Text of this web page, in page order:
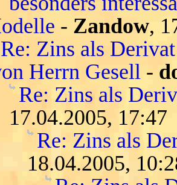
- Zandow,
Re: Zins als
Herrn Gesell -
Re: Zins als
17.04.2005, 17:47
Re: Zins als
18.04.2005,